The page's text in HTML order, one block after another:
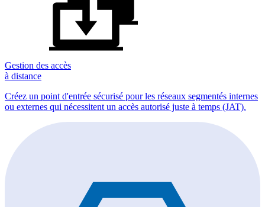
Gestion des accès
à distance
Créez un point d'entrée sécurisé pour les réseaux segmentés internes
ou externes qui nécessitent un accès autorisé juste à temps (JAT).